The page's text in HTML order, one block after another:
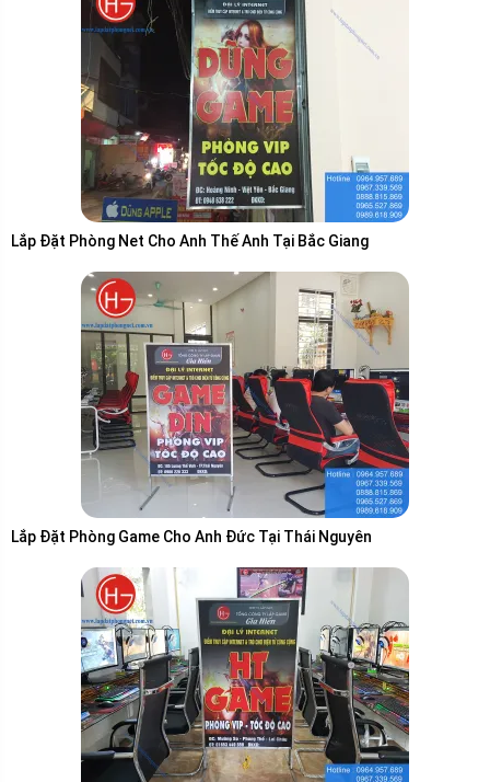
Lắp Đặt Phòng Net Cho Anh Thế Anh Tại Bắc Giang
Lắp Đặt Phòng Game Cho Anh Đức Tại Thái Nguyên